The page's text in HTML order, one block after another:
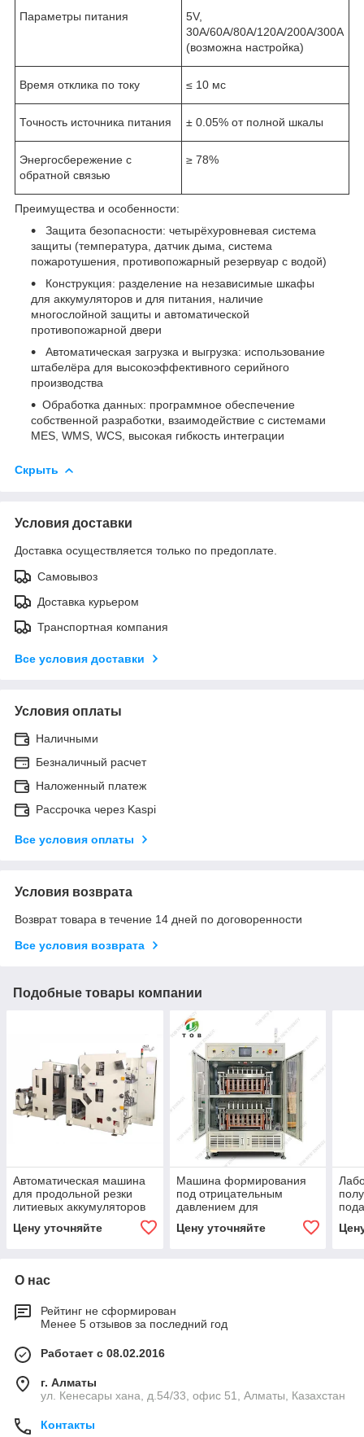
Параметры питания
5V,
30A/60A/80A/120A/200A/300A
(возможна настройка)
Время отклика по току ≤ 10 мс
Точность источника питания ± 0.05% от полной шкалы
Энергосбережение с
обратной связью
≥ 78%
Преимущества и особенности:
Защита безопасности: четырёхуровневая система
защиты (температура, датчик дыма, система
пожаротушения, противопожарный резервуар с водой)
Конструкция: разделение на независимые шкафы
для аккумуляторов и для питания, наличие
многослойной защиты и автоматической
противопожарной двери
Автоматическая загрузка и выгрузка: использование
штабелёра для высокоэффективного серийного
производства
Обработка данных: программное обеспечение
собственной разработки, взаимодействие с системами
MES, WMS, WCS, высокая гибкость интеграции
Скрыть
Условия доставки
Доставка осуществляется только по предоплате.
Самовывоз
Доставка курьером
Транспортная компания
Все условия доставки
Условия оплаты
Наличными
Безналичный расчет
Наложенный платеж
Рассрочка через Kaspi
Все условия оплаты
Условия возврата
Возврат товара в течение 14 дней по договоренности
Все условия возврата
Подобные товары компании
Автоматическая машина
для продольной резки
литиевых аккумуляторов
призматических ячеек
Цену уточняйте
Машина формирования
под отрицательным
давлением для
Цену уточняйте
О нас
Рейтинг не сформирован
Менее 5 отзывов за последний год
Работает с 08.02.2016
г. Алматы
ул. Кенесары хана, д.54/33, офис 51, Алматы, Казахстан
Контакты